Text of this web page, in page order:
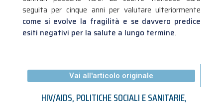
seguita per cinque anni per valutare ulteriormente
come si evolve la fragilità e se davvero predice
esiti negativi per la salute a lungo termine.
Vai all'articolo originale
HIV/AIDS,POLITICHE SOCIALI E SANITARIE,